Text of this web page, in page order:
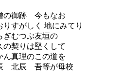
の御跡 今もなお
りすがしく 地にみてり
ぎむつぶ友垣の
の契りは堅くして
ん真理のこの道を
北辰 吾等が母校